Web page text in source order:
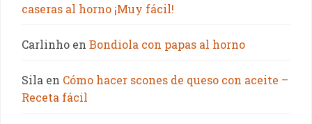
caseras al horno ¡Muy fácil!
Carlinho en Bondiola con papas al horno
Sila en Cómo hacer scones de queso con aceite –
Receta fácil